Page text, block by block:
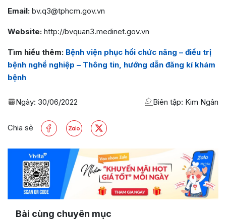
Email: bv.q3@tphcm.gov.vn
Website: http://bvquan3.medinet.gov.vn
Tìm hiểu thêm: Bệnh viện phục hồi chức năng – điều trị
bệnh nghề nghiệp – Thông tin, hướng dẫn đăng kí khám
bệnh
Ngày: 30/06/2022 Biên tập: Kim Ngân
Chia sẻ
Bài cùng chuyên mục